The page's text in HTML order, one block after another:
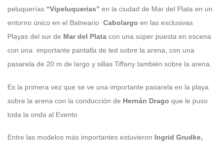
peluquerías “Vipeluquerias” en la ciudad de Mar del Plata en un
entorno único en el Balneario Cabolargo en las exclusivas
Playas del sur de Mar del Plata con una súper puesta en escena
con una importante pantalla de led sobre la arena, con una
pasarela de 20 m de largo y sillas Tiffany también sobre la arena.
Es la primera vez que se ve una importante pasarela en la playa
sobre la arena con la conducción de Hernán Drago que le puso
toda la onda al Evento
Entre las modelos más importantes estuvieron Ingrid Grudke,